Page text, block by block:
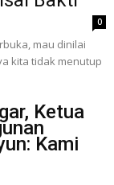
0
mau dinilai
kita tidak menutup
Ketua
Kami